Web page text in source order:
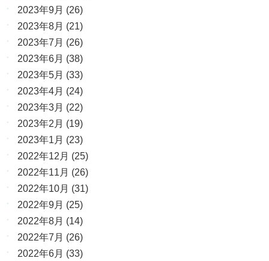
2023年9月 (26)
2023年8月 (21)
2023年7月 (26)
2023年6月 (38)
2023年5月 (33)
2023年4月 (24)
2023年3月 (22)
2023年2月 (19)
2023年1月 (23)
2022年12月 (25)
2022年11月 (26)
2022年10月 (31)
2022年9月 (25)
2022年8月 (14)
2022年7月 (26)
2022年6月 (33)